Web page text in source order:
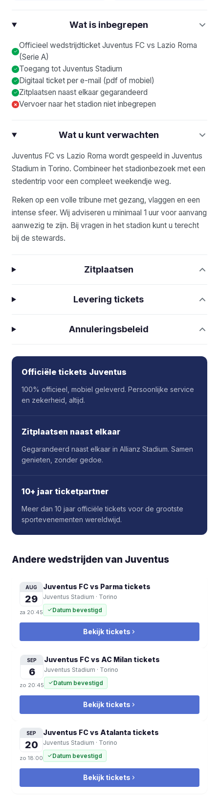
Wat is inbegrepen
Officieel wedstrijdticket Juventus FC vs Lazio Roma
(Serie A)
Toegang tot Juventus Stadium
Digitaal ticket per e-mail (pdf of mobiel)
Zitplaatsen naast elkaar gegarandeerd
× Vervoer naar het stadion niet inbegrepen
Wat u kunt verwachten
Juventus FC vs Lazio Roma wordt gespeeld in Juventus
Stadium in Torino. Combineer het stadionbezoek met een
stedentrip voor een compleet weekendje weg.
Reken op een volle tribune met gezang, vlaggen en een
intense sfeer. Wij adviseren u minimaal 1 uur voor aanvang
aanwezig te zijn. Bij vragen in het stadion kunt u terecht
bij de stewards.
Zitplaatsen
Levering tickets
Annuleringsbeleid
Officiële tickets Juventus
100% officieel, mobiel geleverd. Persoonlijke service
en zekerheid, altijd.
Zitplaatsen naast elkaar
Gegarandeerd naast elkaar in Allianz Stadium. Samen
genieten, zonder gedoe.
10+ jaar ticketpartner
Meer dan 10 jaar officiële tickets voor de grootste
sportevenementen wereldwijd.
Andere wedstrijden van Juventus
AUG
29
za 20:45
Juventus FC vs Parma tickets
Juventus Stadium · Torino
Datum bevestigd
Bekijk tickets
SEP
6
zo 20:45
Juventus FC vs AC Milan tickets
Juventus Stadium · Torino
Datum bevestigd
Bekijk tickets
SEP
20
zo 18:00
Juventus FC vs Atalanta tickets
Juventus Stadium · Torino
Datum bevestigd
Bekijk tickets